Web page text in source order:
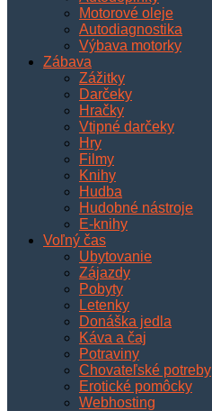
Motorové oleje
Autodiagnostika
Výbava motorky
Zábava
Zážitky
Darčeky
Hračky
Vtipné darčeky
Hry
Filmy
Knihy
Hudba
Hudobné nástroje
E-knihy
Voľný čas
Ubytovanie
Zájazdy
Pobyty
Letenky
Donáška jedla
Káva a čaj
Potraviny
Chovateľské potreby
Erotické pomôcky
Webhosting